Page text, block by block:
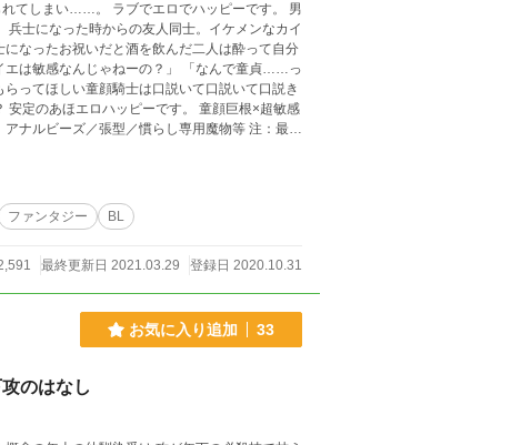
てしまい……。 ラブでエロでハッピーです。 男
士になった時からの友人同士。イケメンなカイ
なったお祝いだと酒を飲んだ二人は酔って自分
エは敏感なんじゃねーの？」 「なんで童貞……っ
ってほしい童顔騎士は口説いて口説いて口説き
ロハッピーです。 童顔巨根×超敏感
ビーズ／張型／慣らし専用魔物等 注：最初
してくださいませ。 「冴えない～」
fujossy小説大賞・
小説大賞・春」二次選考通過しましたー♪
ファンタジー BL
最終更新日 2021.03.29 登録日 2020.10.31
お気に入り追加 33
のはなし